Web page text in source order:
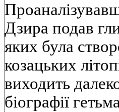
Дзира подав
яких була
козацьких
виходить
бiографiї